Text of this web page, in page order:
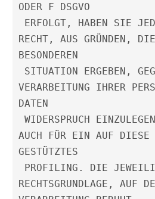
ODER F DSGVO
RECHT, AUS GRÜNDEN,
BESONDEREN
VERARBEITUNG IHRER
DATEN
AUCH FÜR EIN AUF DIESE
GESTÜTZTES
RECHTSGRUNDLAGE, AUF